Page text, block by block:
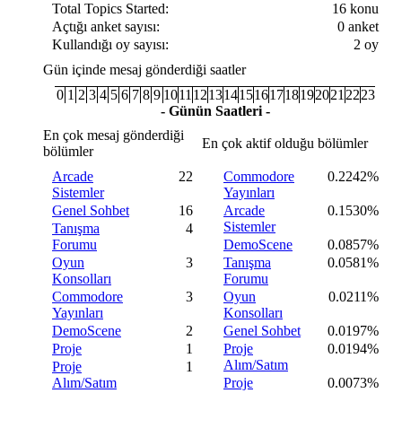
Total Topics Started:
16 konu
Açtığı anket sayısı:
0 anket
Kullandığı oy sayısı:
2 oy
Gün içinde mesaj gönderdiği saatler
0 1 2 3 4 5 6 7 8 9 1011 12131415161718192021 2223
- Günün Saatleri -
En çok mesaj gönderdiği
bölümler
En çok aktif olduğu bölümler
Arcade
Sistemler
22
Genel Sohbet
16
Tanışma
Forumu
4
Oyun
Konsolları
3
Commodore
Yayınları
3
DemoScene
2
Proje
1
Proje
Alım/Satım
1
Commodore
Yayınları
0.2242%
Arcade
Sistemler
0.1530%
DemoScene
0.0857%
Tanışma
Forumu
0.0581%
Oyun
Konsolları
0.0211%
Genel Sohbet
0.0197%
Proje
Alım/Satım
0.0194%
Proje 0.0073%